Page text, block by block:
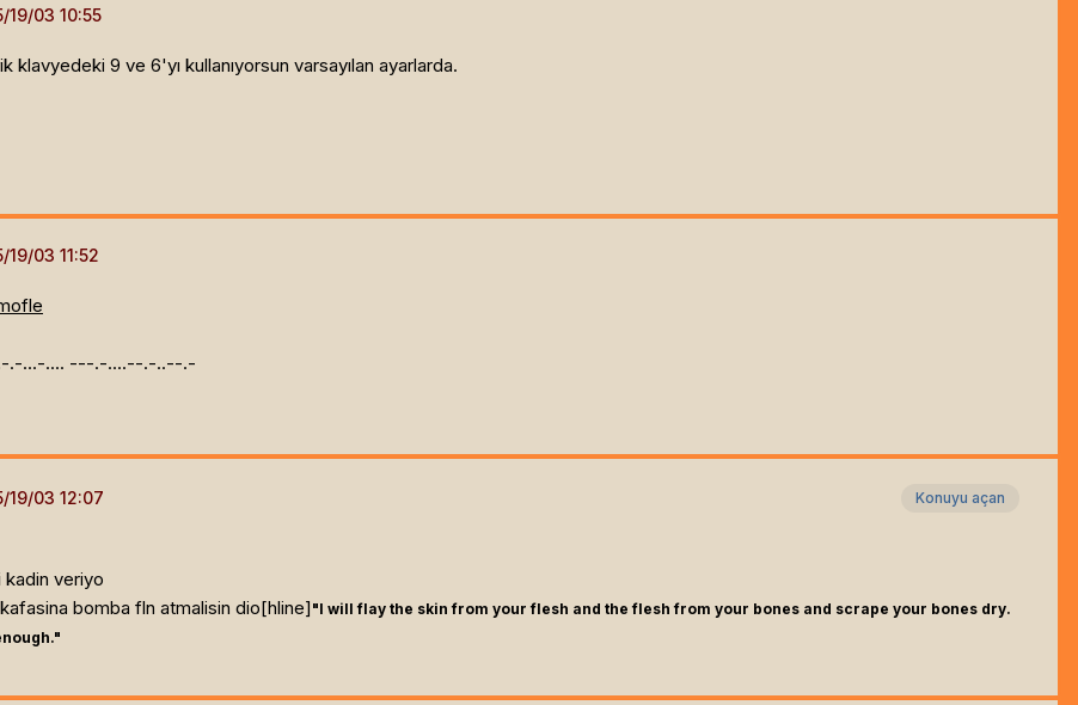
klavyedeki 9 ve 6'yı kullanıyorsun varsayılan ayarlarda.
.-...-.... ---.-....--.-..--.-
Konuyu açan
kadin veriyo
bomba fln atmalisin dio[hline] "I will flay the skin from your flesh and the flesh from your bones and scrape your bones dry.